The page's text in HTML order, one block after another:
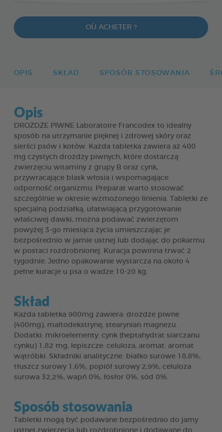
OÙ ACHETER ?
OPIS SKŁAD SPOSÓB STOSOWANIA
Opis
DROŻDŻE PIWNE Laboratoire Francodex to idealny
sposób na utrzymanie pięknej i zdrowej skóry oraz
sierści psów i kotów. Każda tabletka zawiera aż 400
mg czystych drożdży piwnych, które dostarczą
zwierzęciu witaminy z grupy B oraz cynk,
przywracające blask włosia i wspomagające
odporność organizmu. Preparat warto stosować
szczególnie w okresie wzmożonego linienia. Tabletki ze
specjalną podziałką, ułatwiającą przygotowanie
właściwej dawki, można podawać zwierzętom
powyżej 3-go miesiąca życia umieszczając je
bezpośrednio w jamie ustnej lub dodając do pokarmu
w postaci rozdrobnionej. Kuracja powinna trwać 2
tygodnie. Jedno opakowanie wystarcza na około 4
pełne kuracje u psa o wadze 10-20 kg.
Skład
Każda tabletka 900mg zawiera: drożdże piwne
(400mg), maltodekstrynę, stearynian magnezu.
Dodatki: mikroelementy: cynk (heptahydrat siarczanu
cynku) 1,82 mg, lepiszcze: celuloza, aromat: aromat
wątróbki. Składniki analityczne: białko surowe 18,8%,
tłuszcz surowy 1,6%, popiół surowy 2,9%, celuloza
surowa 32,2%, wapń 0%, fosfor 0%, sód 0%.
Sposób stosowania
Tabletki mogą być podawane bezpośrednio do jamy
ustnej zwierzęcia lub rozdrobnione i dodawane do